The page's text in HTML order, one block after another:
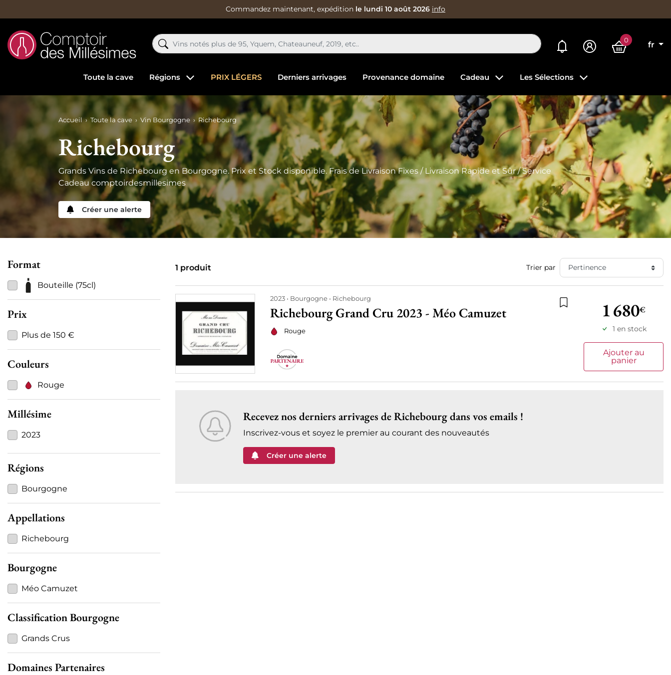
Commandez maintenant, expédition le lundi 10 août 2026 info
Mes alertes 0
fr
Toute la cave Régions PRIX LÉGERS Derniers arrivages Provenance domaine Cadeau Les Sélections
Accueil Toute la cave Vin Bourgogne Richebourg
Richebourg
Grands Vins de Richebourg en Bourgogne. Prix et Stock disponible. Frais de Livraison Fixes / Livraison Rapide et Sûr / Service
Cadeau comptoirdesmillesimes
Créer une alerte
1 produit Trier par
2023 Bourgogne Richebourg
Richebourg Grand Cru 2023 - Méo Camuzet
Rouge
Ajouter à la liste de
1 680€
1 en stock
Ajouter au
panier
Recevez nos derniers arrivages de Richebourg dans vos emails !
Inscrivez-vous et soyez le premier au courant des nouveautés
Créer une alerte
Format
Bouteille (75cl)
Prix
Plus de 150 €
Couleurs
Rouge
Millésime
2023
Régions
Bourgogne
Appellations
Richebourg
Bourgogne
Méo Camuzet
Classification Bourgogne
Grands Crus
Domaines Partenaires